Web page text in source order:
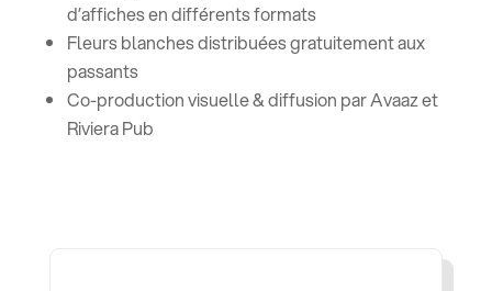
d’affichesen différents formats
Fleurs blanches distribuées gratuitement aux
passants
Co-production visuelle & diffusion par Avaaz et
Riviera Pub